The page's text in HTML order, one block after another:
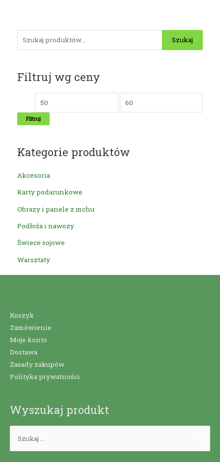
z
k
:
Szukaj
Filtruj wg ceny
Filtruj
Kategorie produktów
Akcesoria
Karty podarunkowe
Obrazy i panele z mchu
Podłoża i nawozy
Świece sojowe
Warsztaty
Koszyk
Zamówienie
Moje konto
Dostawa
Zasady zakupów
Polityka prywatności
Wyszukaj produkt